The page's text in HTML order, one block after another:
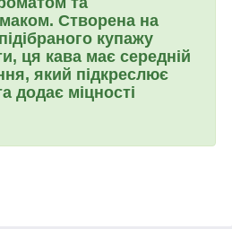
Створена на
купажу
ця кава має середній
який підкреслює
додає міцності